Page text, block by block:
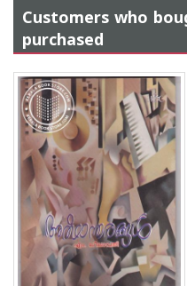
Customers who
purchased